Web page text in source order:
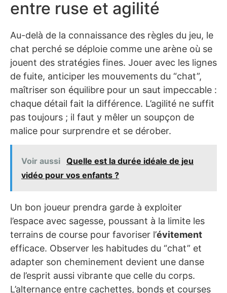
entre ruse et agilité
Au-delà de la connaissance des règles du jeu, le
chat perché se déploie comme une arène où se
jouent des stratégies fines. Jouer avec les lignes
de fuite, anticiper les mouvements du “chat”,
maîtriser son équilibre pour un saut impeccable :
chaque détail fait la différence. L’agilité ne suffit
pas toujours ; il faut y mêler un soupçon de
malice pour surprendre et se dérober.
Voir aussi Quelle est la durée idéale de jeu
vidéo pour vos enfants ?
Un bon joueur prendra garde à exploiter
l’espace avec sagesse, poussant à la limite les
terrains de course pour favoriser l’évitement
efficace. Observer les habitudes du “chat” et
adapter son cheminement devient une danse
de l’esprit aussi vibrante que celle du corps.
L’alternance entre cachettes, bonds et courses